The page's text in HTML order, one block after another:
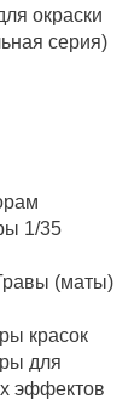
окраски
серия)
1/35
(маты)
красок
для
эффектов